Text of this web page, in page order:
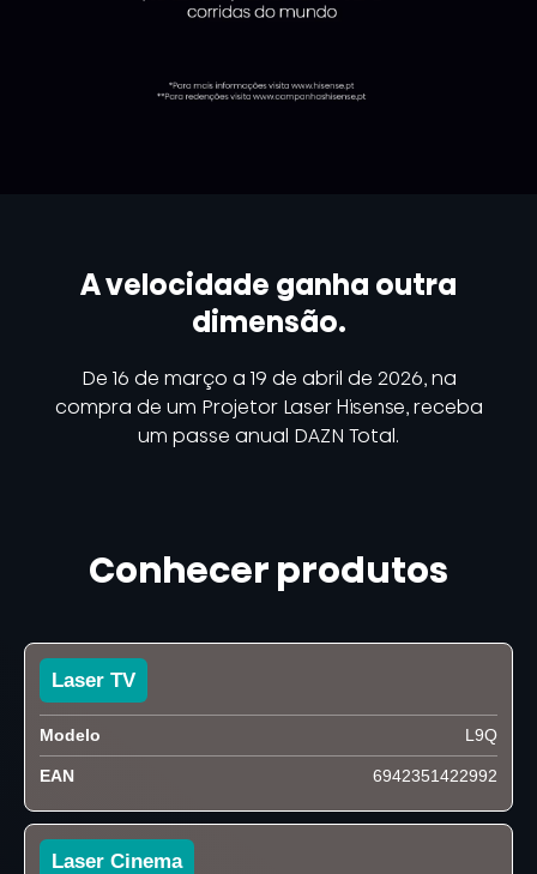
A velocidade ganha outra
dimensão.
De 16 de março a 19 de abril de 2026, na
compra de um Projetor Laser Hisense, receba
um passe anual DAZN Total.
Conhecer produtos
Laser TV
Modelo L9Q
EAN 6942351422992
Laser Cinema